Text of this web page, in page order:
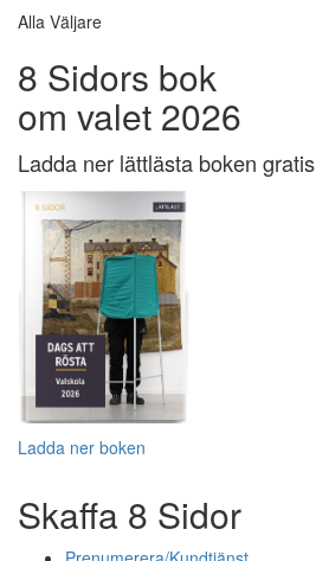
Alla Väljare
8 Sidors bok
om valet 2026
Ladda ner lättlästa boken gratis
Ladda ner boken
Skaffa 8 Sidor